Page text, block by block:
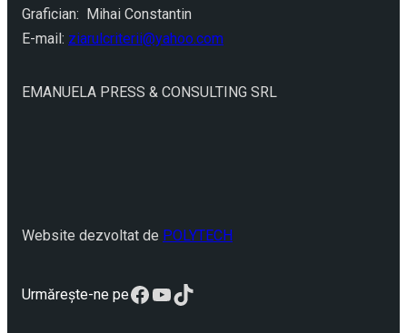
Grafician: Mihai Constantin
E-mail: ziarulcriterii@yahoo.com
EMANUELA PRESS & CONSULTING SRL
Website dezvoltat de POLYTECH
Urmărește-ne peFacebook
YouTube
TikTok